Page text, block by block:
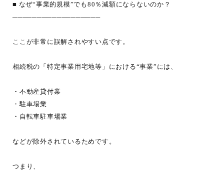
■ なぜ“事業的規模”でも80％減額にならないのか？
──────────────────
ここが非常に誤解されやすい点です。
相続税の「特定事業用宅地等」における“事業”には、
・不動産貸付業
・駐車場業
・自転車駐車場業
などが除外されているためです。
つまり、